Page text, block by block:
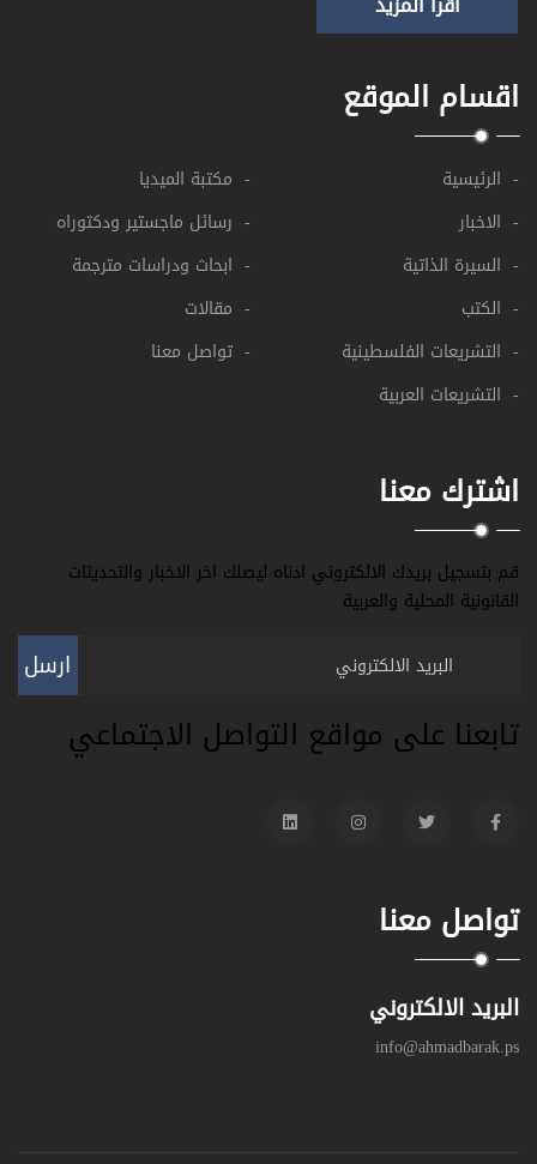
اقسام الموقع
- الرئيسية
- الاخبار
- السيرة الذاتية
- الكتب
- التشريعات الفلسطينية
- التشريعات العربية
- مكتبة الميديا
- رسائل ماجستير ودكتوراه
- ابحاث ودراسات مترجمة
- مقالات
- تواصل معنا
اشترك معنا
قم بتسجيل بريدك الالكتروني ادناه ليصلك اخر الاخبار والتحديثات
القانونية المحلية والعربية
ارسل
تابعنا على مواقع التواصل الاجتماعي
تواصل معنا
البريد الالكتروني
info@ahmadbarak.ps